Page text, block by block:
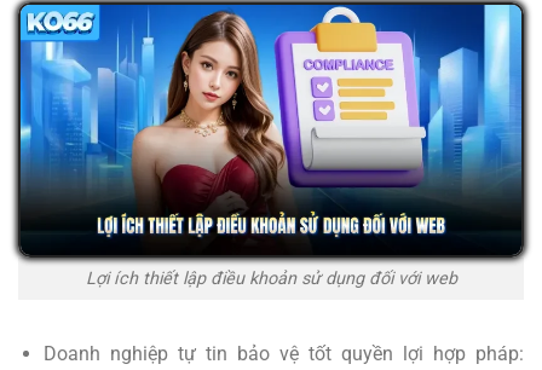
Lợi ích thiết lập điều khoản sử dụng đối với web
Doanh nghiệp tự tin bảo vệ tốt quyền lợi hợp pháp: